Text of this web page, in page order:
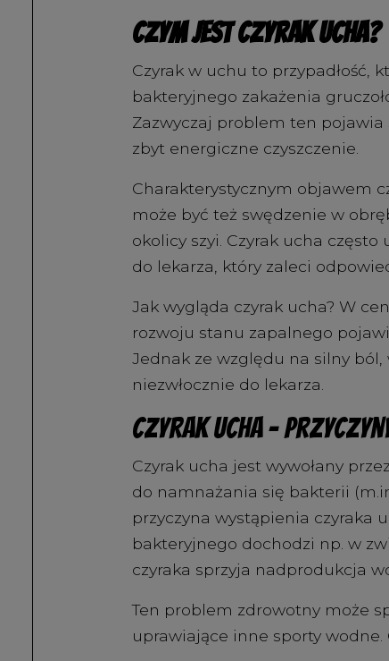
Czym jest czyrak ucha?
Czyrak w uchu to przypadłość,
bakteryjnego zakażenia
Zazwyczaj problem ten
zbyt energiczne czyszczenie.
Charakterystycznym objawem
może być też swędzenie w
okolicy szyi. Czyrak ucha
do lekarza, który zaleci
Jak wygląda czyrak ucha? W
rozwoju stanu zapalnego
Jednak ze względu na silny
niezwłocznie do lekarza.
Czyrak ucha –
Czyrak ucha jest wywołany przez
do namnażania się bakterii
przyczyna wystąpienia czyraka
bakteryjnego dochodzi np. w
czyraka sprzyja nadprodukcja
Ten problem zdrowotny może
uprawiające inne sporty